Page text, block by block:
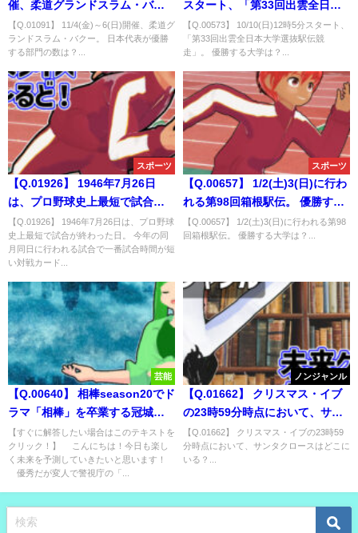
催、柔道グランドスラム・バク
ー。 日本代表が優勝する部門の
数は？
【Q.01091】 11/4(金)～6(日)開催、柔道グ
ランドスラム・バクー。 日本代表が優勝
する部門の数は？...
スタート、「第33回出雲全日本
大学選抜駅伝競走」。 優勝する
大学は？
【Q.00573】 10/10(日)12時5分スタート、
「第33回出雲全日本大学選抜駅伝競
走」。 優勝する大学は？...
スポーツ
【Q.01926】 1946年7月26日
は、プロ野球史上最短で試合が
終わった日。 今年の同月同日に
行われる試合で一番試合時間が
短い対戦カードは？
【Q.01926】 1946年7月26日は、プロ野球
史上最短で試合が終わった日。 今年の同
月同日に行われる試合で一番試合時間が短
い対戦カード...
スポーツ
【Q.00657】 1/2(土)3(日)に行わ
れる第98回箱根駅伝。 優勝する
大学は？
【Q.00657】 1/2(土)3(日)に行われる第98
回箱根駅伝。 優勝する大学は？...
芸能
【Q.00640】 相棒season20でド
ラマ「相棒」を卒業する冠城
亘。 冠城亘が特命を離れるシチ
ュエーションは？
【すぐに解答したい場合はこのテキストを
クリック！】 こんにちは！今日も楽し
く未来を予測していきたいと思います！
優秀だが変人で警視庁の「...
ノンジャンル
【Q.01662】 クリスマス・イブ
の23時59分時点において、サン
タクロースはどこにいる？
【Q.01662】 クリスマス・イブの23時59
分時点において、サンタクロースはどこに
いる？...